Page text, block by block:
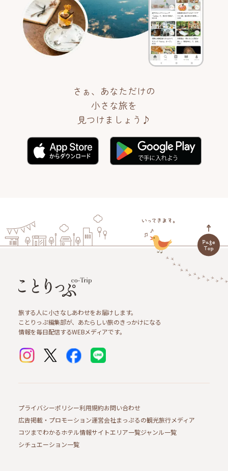
さぁ、あなただけの
小さな旅を
見つけましょう♪
旅する人に小さなしあわせをお届けします。
ことりっぷ編集部が、あたらしい旅のきっかけになる
情報を毎日配信するWEBメディアです。
プライバシーポリシー利用規約お問い合わせ
広告掲載・プロモーション運営会社まっぷるの観光旅行メディア
コツまでわかるホテル情報サイトエリア一覧ジャンル一覧
シチュエーション一覧